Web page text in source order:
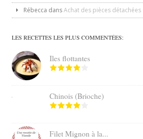
Rébecca dansAchat des pièces
LES RECETTES LES PLUS COMMENTÉES:
Iles flottantes
Chinois (Brioche)
Filet Mignon à la...